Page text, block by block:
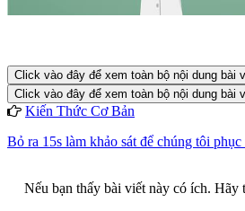
Click vào đây để xem toàn bộ nội dung bài
Click vào đây để xem toàn bộ nội dung bài
Kiến Thức Cơ Bản
Bỏ ra 15s làm khảo sát để chúng tôi
Nếu bạn thấy bài viết này có ích. Hãy